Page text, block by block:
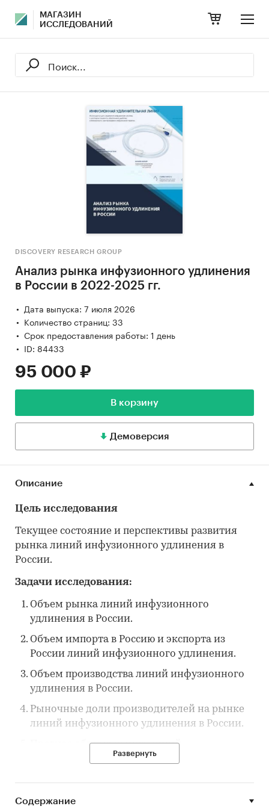
МАГАЗИН
ИССЛЕДОВАНИЙ
DISCOVERY RESEARCH GROUP
Анализ рынка инфузионного удлинения
в России в 2022-2025 гг.
Дата выпуска: 7 июля 2026
Количество страниц: 33
Срок предоставления работы: 1 день
ID: 84433
95 000 ₽
В корзину
Демоверсия
Описание
Цель исследования
Текущее состояние и перспективы развития
рынка линий инфузионного удлинения в
России.
Задачи исследования:
Объем рынка линий инфузионного
удлинения в России.
Объем импорта в Россию и экспорта из
России линий инфузионного удлинения.
Объем производства линий инфузионного
удлинения в России.
Рыночные доли производителей на рынке
линий инфузионного удлинения в России.
Прогноз объема рынка линий
инфузионного удлинения в России до 2025
Развернуть
Содержание